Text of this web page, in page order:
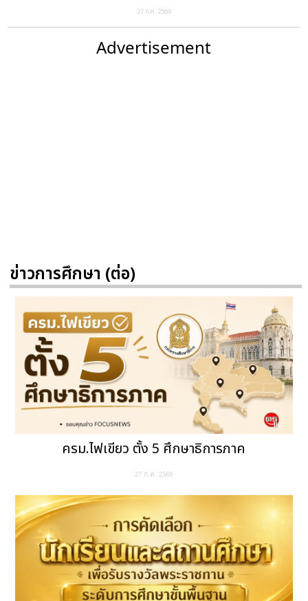
27 ก.ค. 2569
Advertisement
ข่าวการศึกษา (ต่อ)
ครม.ไฟเขียว ตั้ง 5 ศึกษาธิการภาค
27 ก.ค. 2569